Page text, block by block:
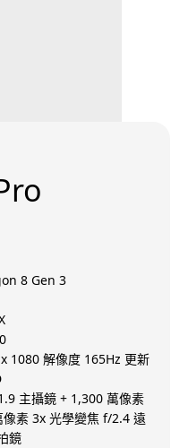
8 Gen 3
1080 解像度 165Hz 更新
主攝鏡 + 1,300 萬像素
素 3x 光學變焦 f/2.4 遠
鏡